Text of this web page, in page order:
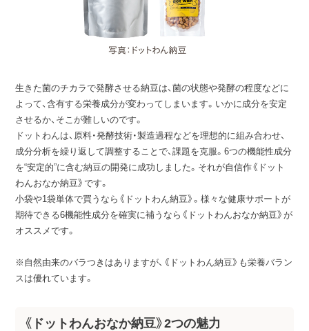
生きた菌のチカラで発酵させる納豆は、菌の状態や発酵の程度などに
よって、含有する栄養成分が変わってしまいます。いかに成分を安定
させるか、そこが難しいのです。
ドットわんは、原料・発酵技術・製造過程などを理想的に組み合わせ、
成分分析を繰り返して調整することで、課題を克服。6つの機能性成分
を“安定的”に含む納豆の開発に成功しました。それが自信作《ドット
わんおなか納豆》です。
小袋や1袋単体で買うなら《ドットわん納豆》。様々な健康サポートが
期待できる6機能性成分を確実に補うなら《ドットわんおなか納豆》が
オススメです。
※自然由来のバラつきはありますが、《ドットわん納豆》も栄養バラン
スは優れています。
《ドットわんおなか納豆》2つの魅力